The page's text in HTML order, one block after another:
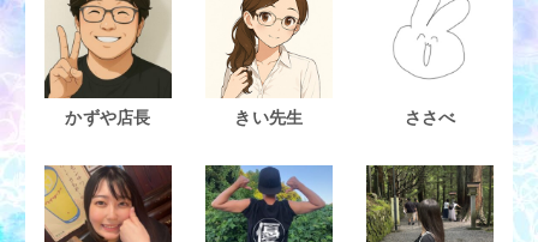
かずや店長 きい先生 ささべ